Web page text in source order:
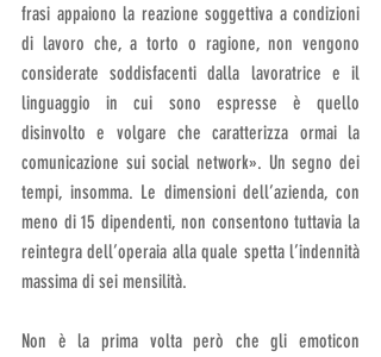
frasi appaiono la reazione soggettiva a condizioni
di lavoro che, a torto o ragione, non vengono
considerate soddisfacenti dalla lavoratrice e il
linguaggio in cui sono espresse è quello
disinvolto e volgare che caratterizza ormai la
comunicazione sui social network». Un segno dei
tempi, insomma. Le dimensioni dell’azienda, con
meno di 15 dipendenti, non consentono tuttavia la
reintegra dell’operaia alla quale spetta l’indennità
massima di sei mensilità.
Non è la prima volta però che gli emoticon